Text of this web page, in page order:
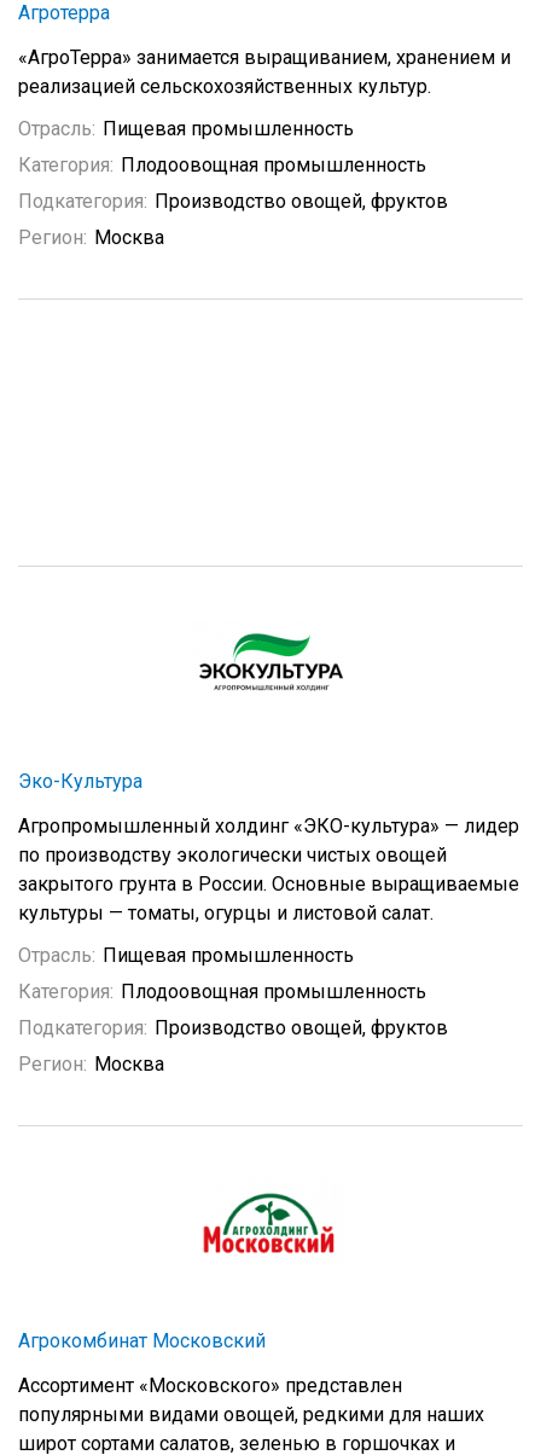
Агротерра
«АгроТерра» занимается выращиванием, хранением и
реализацией сельскохозяйственных культур.
Отрасль: Пищевая промышленность
Категория: Плодоовощная промышленность
Подкатегория: Производство овощей, фруктов
Регион: Москва
Эко-Культура
Агропромышленный холдинг «ЭКО-культура» — лидер
по производству экологически чистых овощей
закрытого грунта в России. Основные выращиваемые
культуры — томаты, огурцы и листовой салат.
Отрасль: Пищевая промышленность
Категория: Плодоовощная промышленность
Подкатегория: Производство овощей, фруктов
Регион: Москва
Агрокомбинат Московский
Ассортимент «Московского» представлен
популярными видами овощей, редкими для наших
широт сортами салатов, зеленью в горшочках и